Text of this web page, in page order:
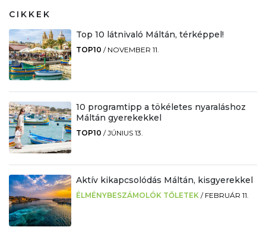
CIKKEK
Top 10 látnivaló Máltán, térképpel!
TOP10 / NOVEMBER 11.
10 programtipp a tökéletes nyaraláshoz
Máltán gyerekekkel
TOP10 /JÚNIUS 13.
Aktív kikapcsolódás Máltán, kisgyerekkel
ÉLMÉNYBESZÁMOLÓK TŐLETEK / FEBRUÁR 11.